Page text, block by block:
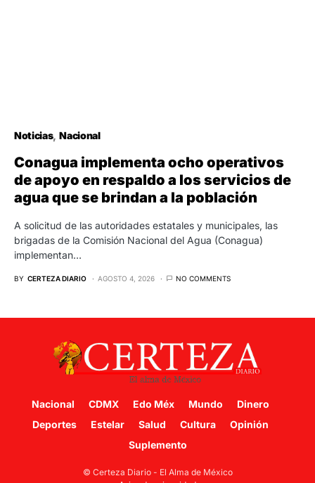
Noticias Nacional
Conagua implementa ocho operativos
de apoyo en respaldo a los servicios de
agua que se brindan a la población
A solicitud de las autoridades estatales y municipales, las
brigadas de la Comisión Nacional del Agua (Conagua)
implementan…
BY CERTEZA DIARIO AGOSTO 4, 2026 NO COMMENTS
Nacional CDMX Edo Méx Mundo
Dinero
Deportes
Estelar Salud Cultura
Opinión
Suplemento
© Certeza Diario - El Alma de México